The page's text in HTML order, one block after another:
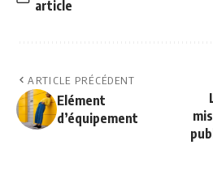
article
ARTICLE PRÉCÉDENT
Elément
d’équipement